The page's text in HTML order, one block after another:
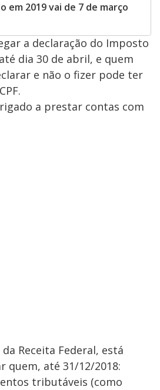
em 2019 vai de 7 de março
a declaração do Imposto
dia 30 de abril, e quem
e não o fizer pode ter
a prestar contas com
Receita Federal, está
quem, até 31/12/2018:
tributáveis (como